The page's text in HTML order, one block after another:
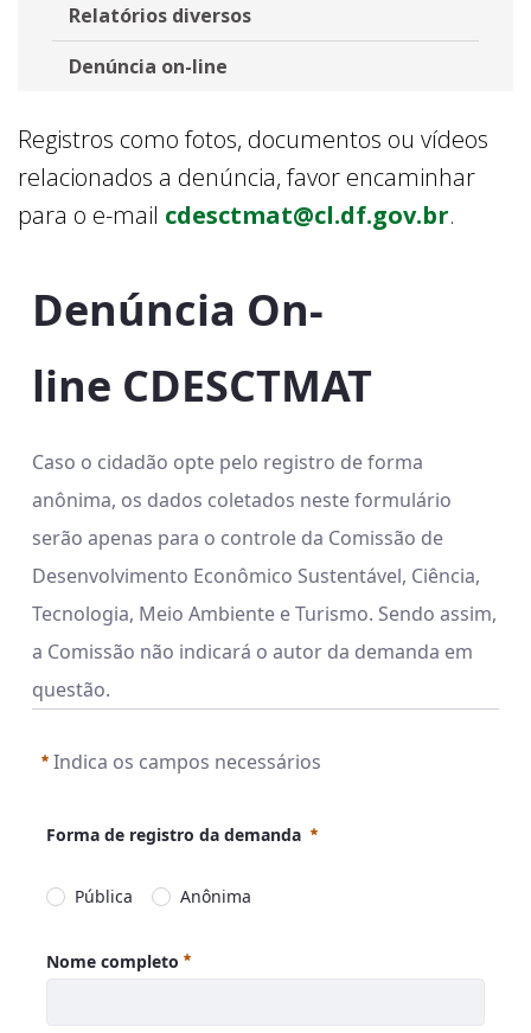
Relatórios diversos
Denúncia on-line
Registros como fotos, documentos ou vídeos
relacionados a denúncia, favor encaminhar
para o e-mail cdesctmat@cl.df.gov.br.